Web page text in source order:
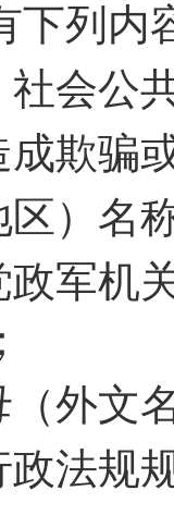
下列内
社会
欺骗
区）
军机
；
（外
法规